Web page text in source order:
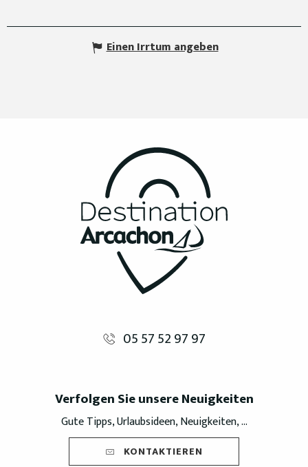
Einen Irrtum angeben
05 57 52 97 97
Verfolgen Sie unsere Neuigkeiten
Gute Tipps, Urlaubsideen, Neuigkeiten, ...
KONTAKTIEREN